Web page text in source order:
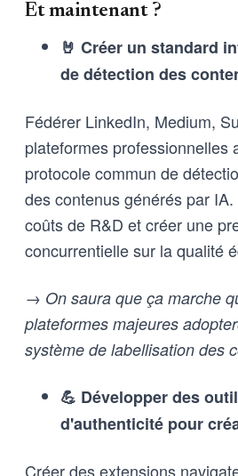
Et maintenant ?
🤘 Créer un standard
de détection des
Fédérer LinkedIn, Medium,
plateformes professionnelles
protocole commun de
des contenus générés par
coûts de R&D et créer une
concurrentielle sur la qualité
→ On saura que ça marche
plateformes majeures
système de labellisation des
💪 Développer des
d'authenticité pour
Créer des extensions